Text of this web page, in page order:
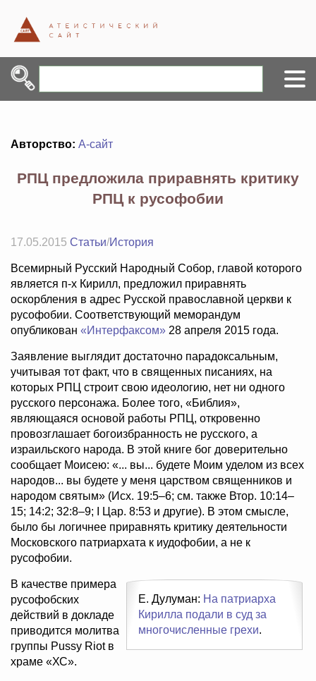
Авторство: А-сайт
РПЦ предложила приравнять критику
РПЦ к русофобии
17.05.2015 Статьи/История
Всемирный Русский Народный Собор, главой которого
является п-х Кирилл, предложил приравнять
оскорбления в адрес Русской православной церкви к
русофобии. Соответствующий меморандум
опубликован «Интерфаксом» 28 апреля 2015 года.
Заявление выглядит достаточно парадоксальным,
учитывая тот факт, что в священных писаниях, на
которых РПЦ строит свою идеологию, нет ни одного
русского персонажа. Более того, «Библия»,
являющаяся основой работы РПЦ, откровенно
провозглашает богоизбранность не русского, а
израильского народа. В этой книге бог доверительно
сообщает Моисею: «... вы... будете Моим уделом из всех
народов... вы будете у меня царством священников и
народом святым» (Исх. 19:5–6; см. также Втор. 10:14–
15; 14:2; 32:8–9; I Цар. 8:53 и другие). В этом смысле,
было бы логичнее приравнять критику деятельности
Московского патриархата к иудофобии, а не к
русофобии.
Е. Дулуман: На патриарха
Кирилла подали в суд за
многочисленные грехи.
В качестве примера
русофобских
действий в докладе
приводится молитва
группы Pussy Riot в
храме «ХС».